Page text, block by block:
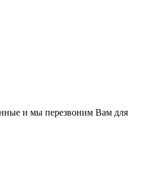
и мы перезвоним Вам для